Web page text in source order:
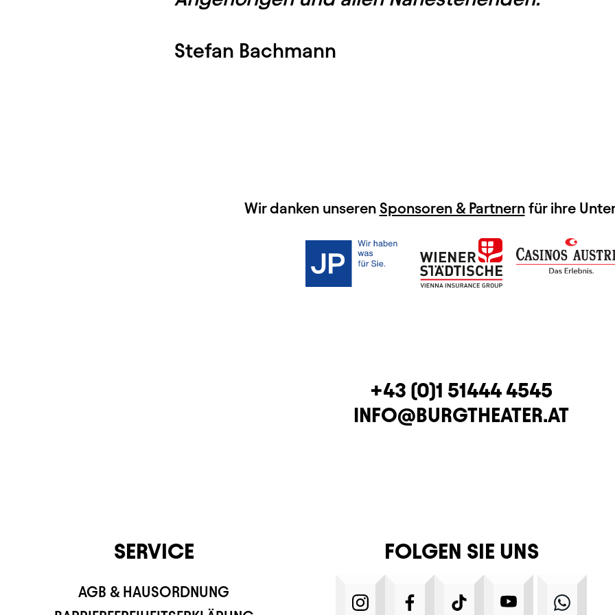
Stefan Bachmann
Wir danken unseren Sponsoren & Partnernfür ihre
TELEFON
+43 (0)1 51444 4545
E-MAIL
INFO@BURGTHEATER.AT
FOLGEN SIE UNS
INSTAGRAMFACEBOOK
TIKTOK YOUTUBE
SERVICE
AGB & HAUSORDNUNG